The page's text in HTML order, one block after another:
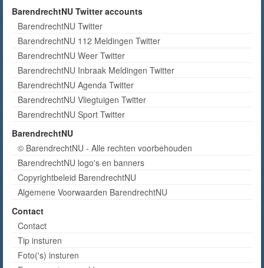
BarendrechtNU Twitter accounts
BarendrechtNU Twitter
BarendrechtNU 112 Meldingen Twitter
BarendrechtNU Weer Twitter
BarendrechtNU Inbraak Meldingen Twitter
BarendrechtNU Agenda Twitter
BarendrechtNU Vliegtuigen Twitter
BarendrechtNU Sport Twitter
BarendrechtNU
© BarendrechtNU - Alle rechten voorbehouden
BarendrechtNU logo's en banners
Copyrightbeleid BarendrechtNU
Algemene Voorwaarden BarendrechtNU
Contact
Contact
Tip insturen
Foto('s) insturen